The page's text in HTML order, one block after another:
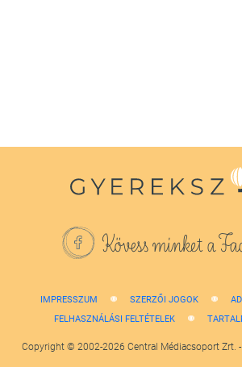
Kövess minket a
IMPRESSZUM SZERZŐI JOGOK
FELHASZNÁLÁSI FELTÉTELEK
Copyright © 2002-2026 Central Médiacsoport Zrt.